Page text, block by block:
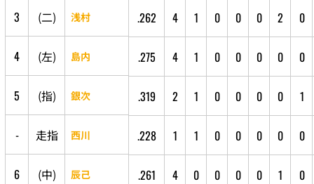
3 (二) 浅村 .262 4 1 0 0 0 2 0
4 (左) 島内 .275 4 1 0 0 0 0 0
5 (指) 銀次 .319 2 1 0 0 0 0 1
- 走指 西川 .228 1 1 0 0 0 0 0
6 (中) 辰己 .261 4 0 0 0 0 1 0